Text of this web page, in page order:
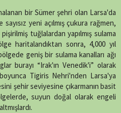
bir Sümer şehri olan Larsa'da
yeni açılmış çukura rağmen,
tuğlalardan yapılmış sulama
haritalandıktan sonra, 4,000 yıl
geniş bir sulama kanalları ağı
burayı “Irak'ın Venedik'i” olarak
Tigiris Nehri'nden Larsa'ya
şehir seviyesine çıkarmanın basit
suyun doğal olarak engeli